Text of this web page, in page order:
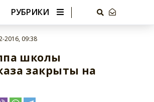
РУБРИКИ
2016, 09:38
школы
закрыты на